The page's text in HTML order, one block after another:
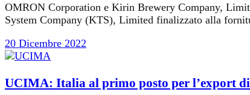
OMRON Corporation e Kirin Brewery Company,
System Company (KTS), Limited finalizzato alla
20 Dicembre 2022
UCIMA: Italia al primo posto per l’export